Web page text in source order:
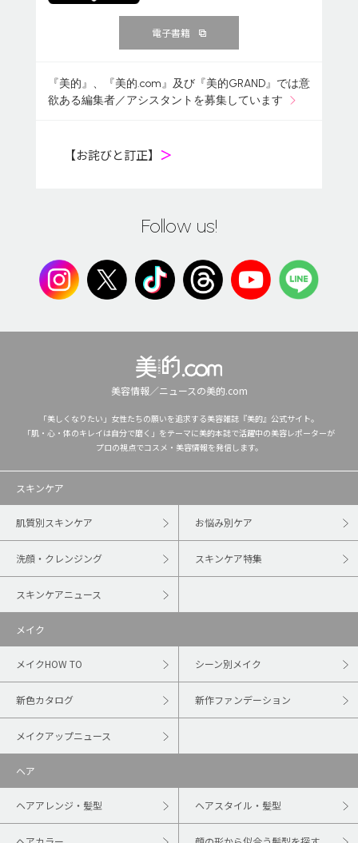
電子書籍
『美的』、『美的.com』及び『美的GRAND』では意
欲ある編集者／アシスタントを募集しています
【お詫びと訂正】 ＞
Follow us!
美容情報／ニュースの美的.com
「美しくなりたい」女性たちの願いを追求する美容雑誌『美的』公式サイト。
「肌・心・体のキレイは自分で磨く」をテーマに美的本誌で活躍中の美容レポーターが
プロの視点でコスメ・美容情報を発信します。
スキンケア
肌質別スキンケア お悩み別ケア
洗顔・クレンジング スキンケア特集
スキンケアニュース
メイク
メイクHOW TO シーン別メイク
新色カタログ 新作ファンデーション
メイクアップニュース
ヘア
ヘアアレンジ・髪型 ヘアスタイル・髪型